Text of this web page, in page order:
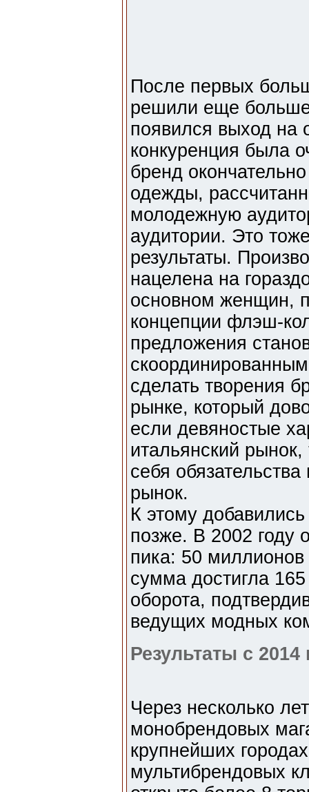
После первых
решили еще
появился выход на
конкуренция была
бренд
одежды,
молодежную
аудитории. Это
результаты.
нацелена на
основном женщин,
концепции флэш-
предложения
сделать творения
рынке, который
если девяностые
итальянский
себя
рынок.
К этому
позже. В 2002 году
пика: 50 миллионов
сумма достигла
оборота,
ведущих модных
Результаты с
Через несколько
монобрендовых
крупнейших
мультибрендовых